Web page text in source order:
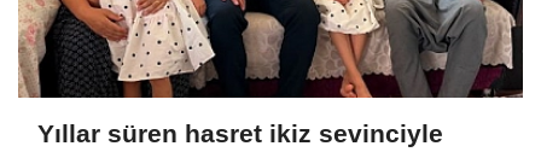
Yıllar süren hasret ikiz sevinciyle